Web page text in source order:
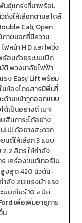
นธุ์แกร่งที่มาพร้อม
ถังให้เลือกตามสไตล์
Cab, Open
ภายนอกที่มีความ
หน้า HID และไฟวิ่ง
ร้อมด้วยระบบเปิด
ติ พวงมาลัยไฟฟ้า
รง Easy Lift พร้อม
นห้องโดยสารมีพื้นที่
ด้านหน้าถูกออกแบบ
เป็นอย่างดี เบาะ
สัมภาระได้อย่าง
ไปได้อย่างสะดวก
นต์ให้เลือก 3 แบบ
2.2 ลิตร ให้กำลัง
เครื่องยนต์เทอร์โบ
สูงสุด 420 นิวตัน-
ลัง 213 แรงม้า แรง
บเกียร์ 10 สปีด
เพื่อเพิ่มอายุการ
น